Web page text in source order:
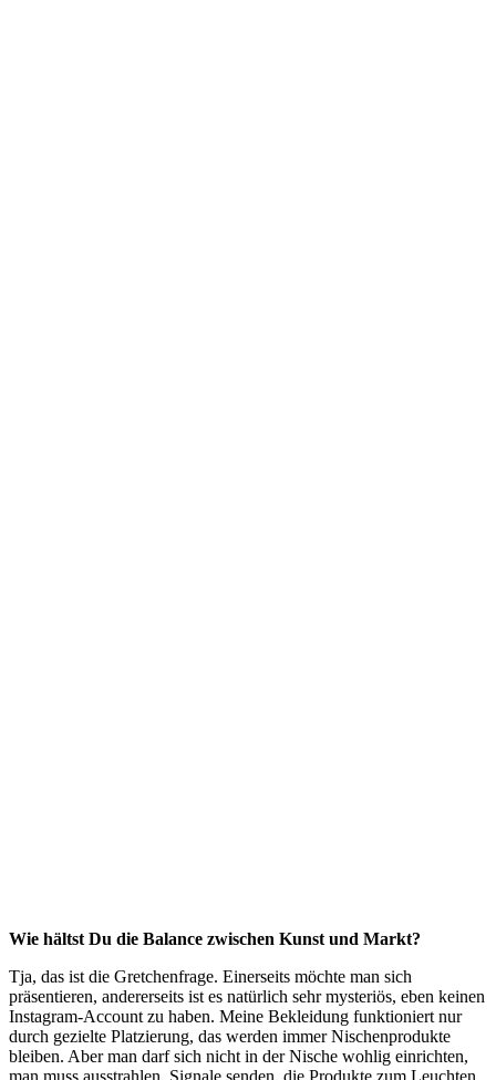
Wie hältst Du die Balance zwischen Kunst und Markt?
Tja, das ist die Gretchenfrage. Einerseits möchte man sich
präsentieren, andererseits ist es natürlich sehr mysteriös, eben keinen
Instagram-Account zu haben. Meine Bekleidung funktioniert nur
durch gezielte Platzierung, das werden immer Nischenprodukte
bleiben. Aber man darf sich nicht in der Nische wohlig einrichten,
man muss ausstrahlen, Signale senden, die Produkte zum Leuchten